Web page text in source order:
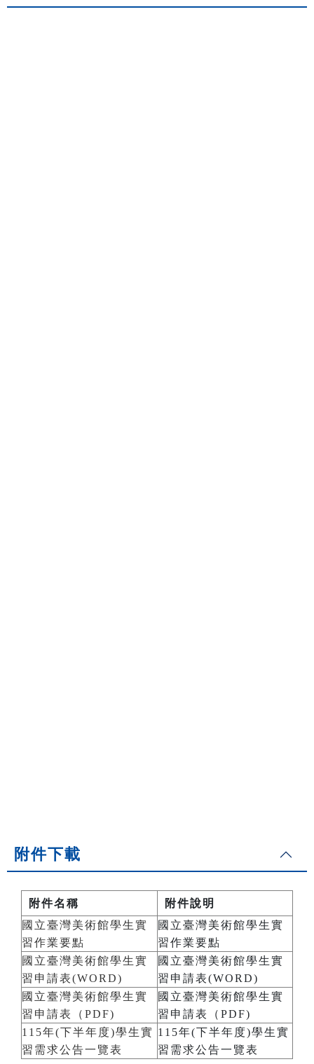
附件下載
附件名稱
附件說明
國立臺灣美術館學生實
習作業要點
國立臺灣美術館學生實
習作業要點
國立臺灣美術館學生實
習申請表(WORD)
國立臺灣美術館學生實
習申請表(WORD)
國立臺灣美術館學生實
習申請表（PDF)
國立臺灣美術館學生實
習申請表（PDF)
115年(下半年度)學生實
習需求公告一覽表
115年(下半年度)學生實
習需求公告一覽表